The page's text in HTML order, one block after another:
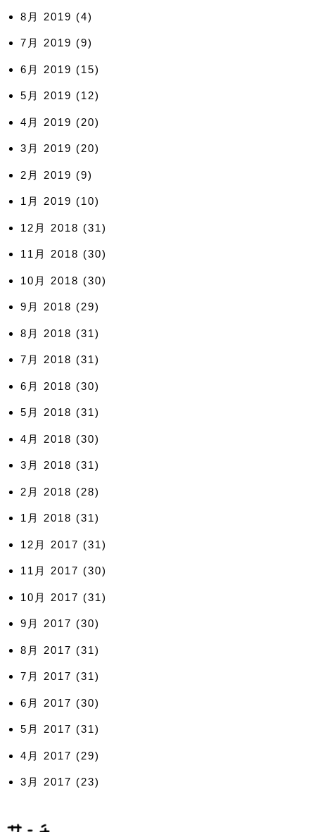
8月 2019 (4)
7月 2019 (9)
6月 2019 (15)
5月 2019 (12)
4月 2019 (20)
3月 2019 (20)
2月 2019 (9)
1月 2019 (10)
12月 2018 (31)
11月 2018 (30)
10月 2018 (30)
9月 2018 (29)
8月 2018 (31)
7月 2018 (31)
6月 2018 (30)
5月 2018 (31)
4月 2018 (30)
3月 2018 (31)
2月 2018 (28)
1月 2018 (31)
12月 2017 (31)
11月 2017 (30)
10月 2017 (31)
9月 2017 (30)
8月 2017 (31)
7月 2017 (31)
6月 2017 (30)
5月 2017 (31)
4月 2017 (29)
3月 2017 (23)